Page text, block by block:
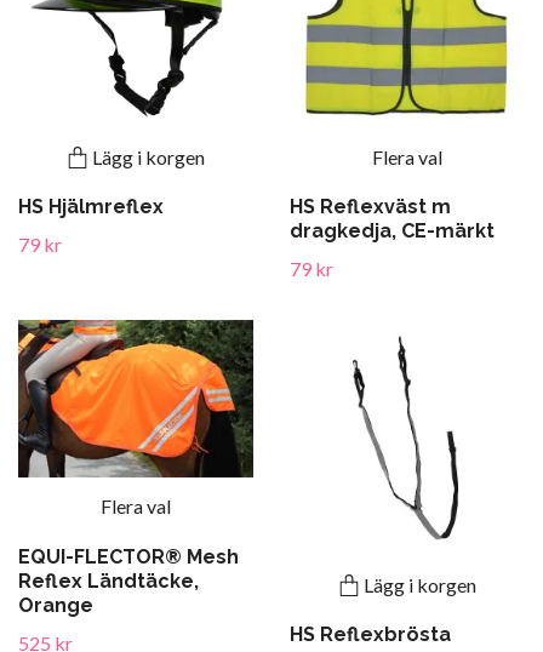
Lägg i korgen
HS Hjälmreflex
79 kr
Flera val
HS Reflexväst m
dragkedja, CE-märkt
79 kr
Flera val
EQUI-FLECTOR® Mesh
Reflex Ländtäcke,
Orange
525 kr
Lägg i korgen
HS Reflexbrösta